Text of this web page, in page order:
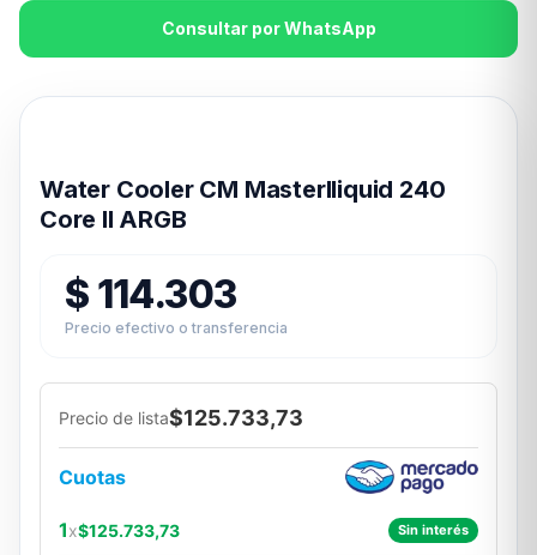
Consultar por WhatsApp
Water Cooler CM Masterlliquid 240
Core II ARGB
$ 114.303
Precio efectivo o transferencia
Precio de lista$125.733,73
Cuotas
1x$125.733,73 Sin interés